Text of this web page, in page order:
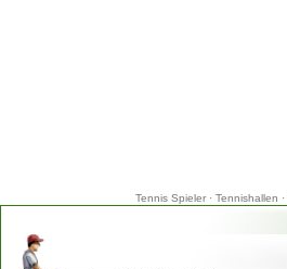
Tennis Spieler· Tennishallen ·